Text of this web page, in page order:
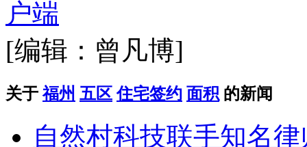
[编辑：曾凡博]
关于 福州 五区 住宅签约 面积 的新闻
自然村科技联手知名